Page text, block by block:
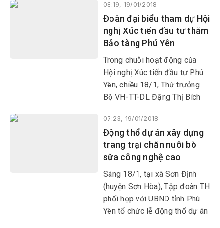
du lịch sinh thái Việt Beach.
08:19, 19/01/2018
Đoàn đại biểu tham dự Hội
nghị Xúc tiến đầu tư thăm
Bảo tàng Phú Yên
Trong chuỗi hoạt động của
Hội nghị Xúc tiến đầu tư Phú
Yên, chiều 18/1, Thứ trưởng
Bộ VH-TT-DL Đặng Thị Bích
các nước: Ấn Độ, Hungary,
Indonesia, Nhật Bản đã đến
tham quan, tìm hiểu văn hóa,
lịch sử tại Bảo tàng Phú Yên.
07:23, 19/01/2018
Động thổ dự án xây dựng
trang trại chăn nuôi bò
sữa công nghệ cao
Sáng 18/1, tại xã Sơn Định
(huyện Sơn Hòa), Tập đoàn TH
phối hợp với UBND tỉnh Phú
Yên tổ chức lễ động thổ dự án